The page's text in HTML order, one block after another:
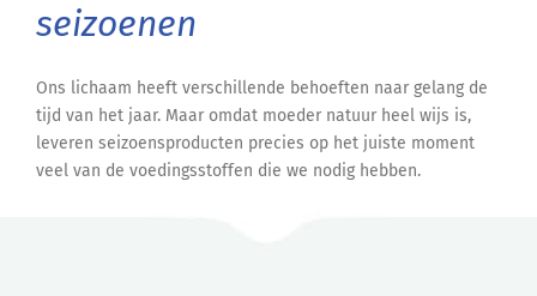
seizoenen
Ons lichaam heeft verschillende behoeften naar gelang de
tijd van het jaar. Maar omdat moeder natuur heel wijs is,
leveren seizoensproducten precies op het juiste moment
veel van de voedingsstoffen die we nodig hebben.